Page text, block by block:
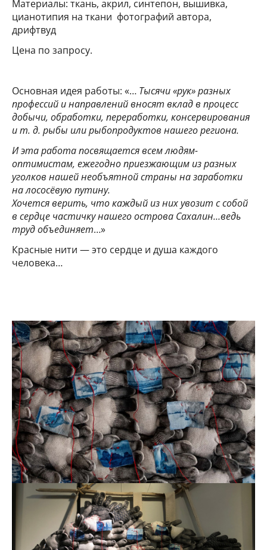
Материалы: ткань, акрил, синтепон, вышивка,
цианотипия на ткани фотографий автора,
дрифтвуд
Цена по запросу.
Основная идея работы: «… Тысячи «рук» разных
профессий и направлений вносят вклад в процесс
добычи, обработки, переработки, консервирования
и т. д. рыбы или рыбопродуктов нашего региона.
И эта работа посвящается всем людям-
оптимистам, ежегодно приезжающим из разных
уголков нашей необъятной страны на заработки
на лососёвую путину.
Хочется верить, что каждый из них увозит с собой
в сердце частичку нашего острова Сахалин…ведь
труд объединяет…»
Красные нити — это сердце и душа каждого
человека…